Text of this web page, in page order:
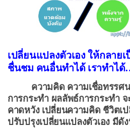
เปลี่ยนแปลงตัวเอง ให้กลาย
ชื่นชม คนอื่นทำได้ เราทำไ
ความคิด ความเชื่อทรรศน
การกระทำ ผลลัพธ์การกระทำ
คาดหวัง เปลี่ยนความคิด ชีวิตเ
ปรับปรุงเปลี่ยนแปลงตัวเอง มีดั